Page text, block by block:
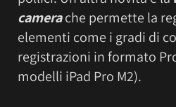
camerache permette la
elementi come i gradi di
registrazioni in formato
modelli iPad Pro M2).